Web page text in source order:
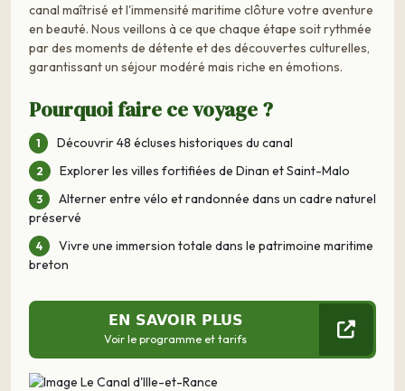
canal maîtrisé et l'immensité maritime clôture votre aventure
en beauté. Nous veillons à ce que chaque étape soit rythmée
par des moments de détente et des découvertes culturelles,
garantissant un séjour modéré mais riche en émotions.
Pourquoi faire ce voyage ?
Découvrir 48 écluses historiques du canal
Explorer les villes fortifiées de Dinan et Saint-Malo
Alterner entre vélo et randonnée dans un cadre naturel
préservé
Vivre une immersion totale dans le patrimoine maritime
breton
EN SAVOIR PLUS
Voir le programme et tarifs